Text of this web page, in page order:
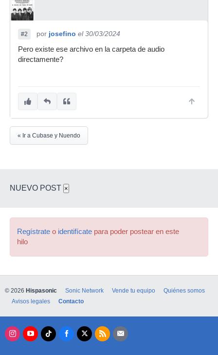
#2 por josefino el 30/03/2024
Pero existe ese archivo en la carpeta de audio
directamente?
« Ir a Cubase y Nuendo
NUEVO POST ×
Regístrate o identifícate para poder postear en este
hilo
© 2026 Hispasonic Sonic Network Vende tu equipo
Quiénes somos
Avisos legales
Contacto